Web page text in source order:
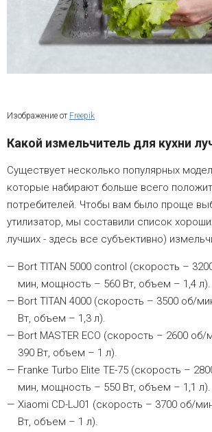
Изображение от Freepik
Какой измельчитель для кухни
Существует несколько популярных
которые набирают больше всего
потребителей. Чтобы вам было проще
утилизатор, мы составили список
лучших - здесь все субъективно)
Bort TITAN 5000 control (скорость –
мин, мощность – 560 Вт, объем – 1,4 л).
Bort TITAN 4000 (скорость – 3500 об/
Вт, объем – 1,3 л).
Bort MASTER ECO (скорость – 2600
390 Вт, объем – 1 л).
Franke Turbo Elite TE-75 (скорость –
мин, мощность – 550 Вт, объем – 1,1 л).
Xiaomi CD-LJ01 (скорость – 3700 об/
Вт, объем – 1 л).